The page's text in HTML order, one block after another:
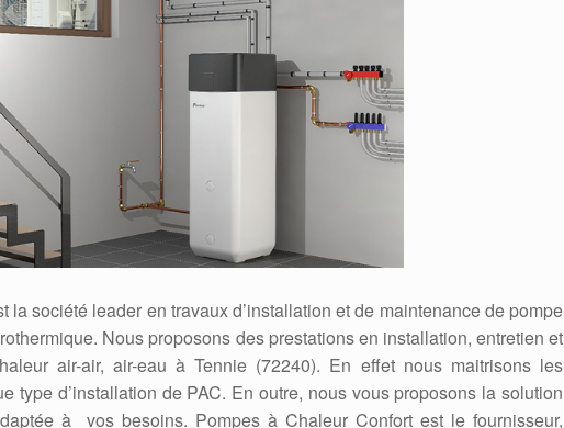
la société leader en travaux d’installation et de maintenance de pompe
Nous proposons des prestations en installation, entretien et
air-air, air-eau à Tennie (72240). En effet nous maitrisons les
type d’installation de PAC. En outre, nous vous proposons la solution
à vos besoins. Pompes à Chaleur Confort est le fournisseur,